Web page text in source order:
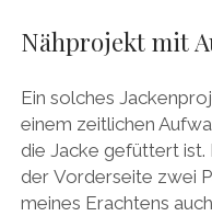
Nähprojekt mit
Ein solches
einem zeitlichen
die Jacke gefüttert
der Vorderseite zwei
meines Erachtens